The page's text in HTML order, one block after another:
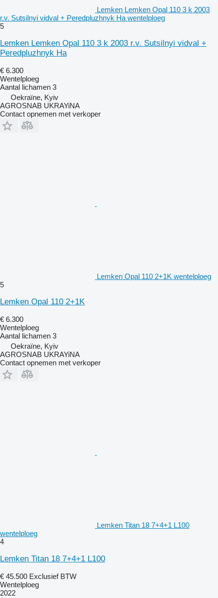
Lemken Lemken Opal 110 3 k 2003
r.v. Sutsilnyi vidval + Peredpluzhnyk Ha wentelploeg
5
Lemken Lemken Opal 110 3 k 2003 r.v. Sutsilnyi vidval +
Peredpluzhnyk Ha
€ 6.300
Wentelploeg
Aantal lichamen 3
Oekraïne, Kyiv
AGROSNAB UKRAYiNA
Contact opnemen met verkoper
Lemken Opal 110 2+1K wentelploeg
5
Lemken Opal 110 2+1K
€ 6.300
Wentelploeg
Aantal lichamen 3
Oekraïne, Kyiv
AGROSNAB UKRAYiNA
Contact opnemen met verkoper
Lemken Titan 18 7+4+1 L100
wentelploeg
4
Lemken Titan 18 7+4+1 L100
€ 45.500 Exclusief BTW
Wentelploeg
2022